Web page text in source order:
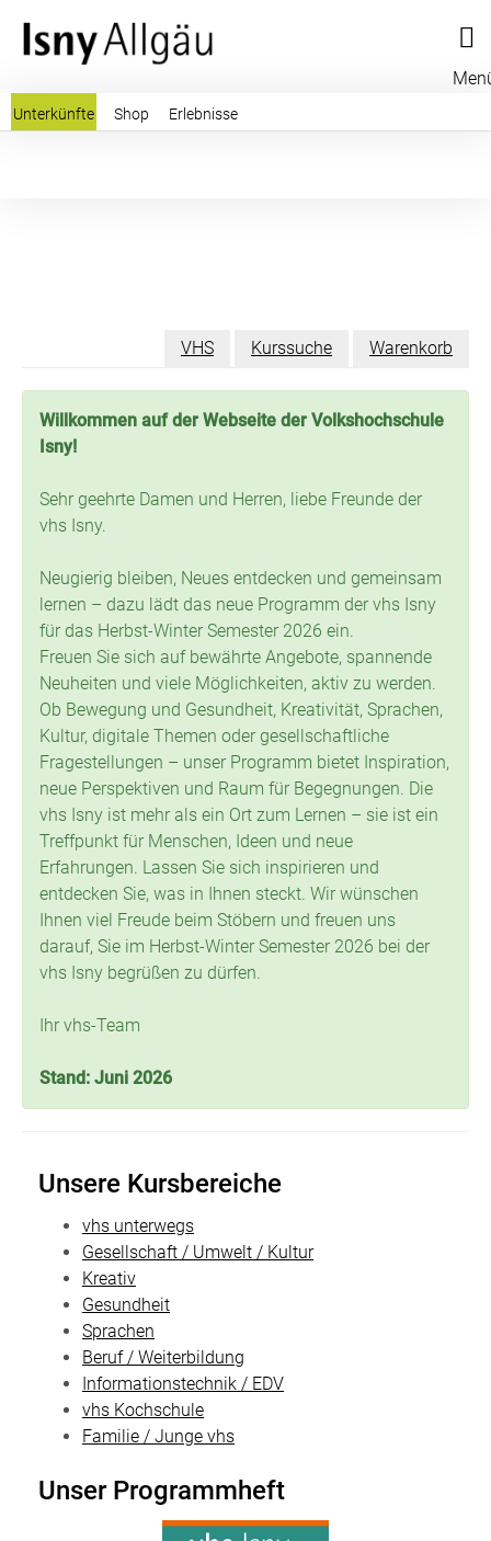
Unterkünfte Shop Erlebnisse
VHS Kurssuche Warenkorb
Willkommen auf der Webseite der Volkshochschule
Isny!
Sehr geehrte Damen und Herren, liebe Freunde der
vhs Isny.
Neugierig bleiben, Neues entdecken und gemeinsam
lernen – dazu lädt das neue Programm der vhs Isny
für das Herbst-Winter Semester 2026 ein.
Freuen Sie sich auf bewährte Angebote, spannende
Neuheiten und viele Möglichkeiten, aktiv zu werden.
Ob Bewegung und Gesundheit, Kreativität, Sprachen,
Kultur, digitale Themen oder gesellschaftliche
Fragestellungen – unser Programm bietet Inspiration,
neue Perspektiven und Raum für Begegnungen. Die
vhs Isny ist mehr als ein Ort zum Lernen – sie ist ein
Treffpunkt für Menschen, Ideen und neue
Erfahrungen. Lassen Sie sich inspirieren und
entdecken Sie, was in Ihnen steckt. Wir wünschen
Ihnen viel Freude beim Stöbern und freuen uns
darauf, Sie im Herbst-Winter Semester 2026 bei der
vhs Isny begrüßen zu dürfen.
Ihr vhs-Team
Stand: Juni 2026
Unsere Kursbereiche
vhs unterwegs
Gesellschaft / Umwelt / Kultur
Kreativ
Gesundheit
Sprachen
Beruf / Weiterbildung
Informationstechnik / EDV
vhs Kochschule
Familie / Junge vhs
Unser Programmheft